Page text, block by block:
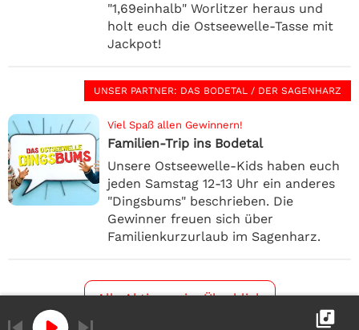
"1,69einhalb" Worlitzer heraus und
holt euch die Ostseewelle-Tasse mit
Jackpot!
UNSER PARTNER: DAS BODETAL / DER SAGENHARZ
Viel Spaß allen Gewinnern!
Familien-Trip ins Bodetal
Unsere Ostseewelle-Kids haben euch
jeden Samstag 12-13 Uhr ein anderes
"Dingsbums" beschrieben. Die
Gewinner freuen sich über
Familienkurzurlaub im Sagenharz.
Alle Aktionen im Überblick